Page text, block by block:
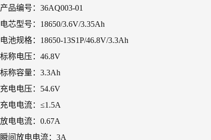
产品编号：36AQ003-01
电芯型号：18650/3.6V/3.35Ah
电池规格：18650-13S1P/46.8V/3.3Ah
标称电压：46.8V
标称容量：3.3Ah
充电电压：54.6V
充电电流：≤1.5A
放电电流：0.67A
瞬间放电电流：3A